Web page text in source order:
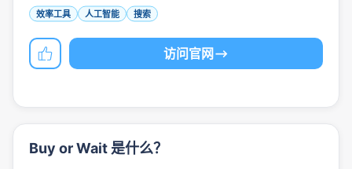
效率工具 人工智能 搜索
访问官网
Buy or Wait 是什么？